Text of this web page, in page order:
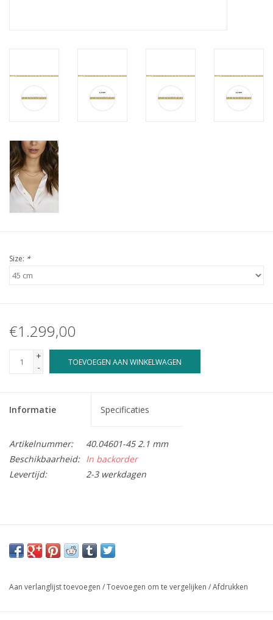
Size: *
€1.299,00
+
-
TOEVOEGEN AAN WINKELWAGEN
Informatie Specificaties
Artikelnummer:
40.04601-45 2.1 mm
Beschikbaarheid: In backorder
Levertijd:
2-3 werkdagen
Aan verlanglijst toevoegen /Toevoegen om te vergelijken /Afdrukken